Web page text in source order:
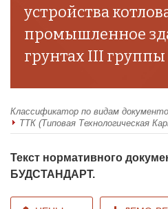
устройства
промышленное
грунтах III группы
Классификатор по видам
ТТК (Типовая Технологическая
Текст нормативного
БУДСТАНДАРТ.